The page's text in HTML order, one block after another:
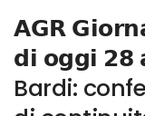
𝗔𝗚𝗥
𝗱𝗶 𝗼𝗴𝗴𝗶 𝟮𝟴
Bardi: